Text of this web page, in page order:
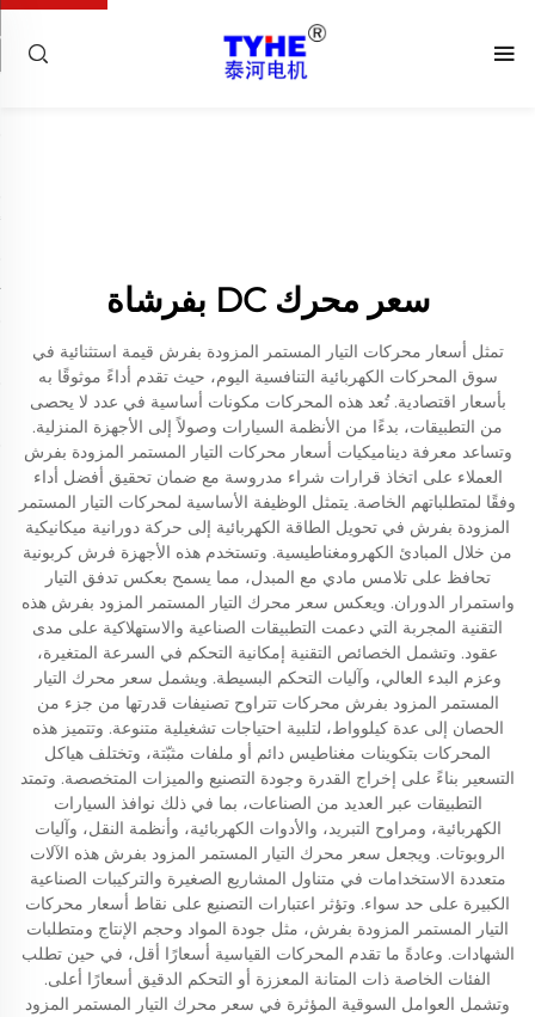
سعر محرك DC بفرشاة
تمثل أسعار محركات التيار المستمر المزودة بفرش قيمة استثنائية في
سوق المحركات الكهربائية التنافسية اليوم، حيث تقدم أداءً موثوقًا به
بأسعار اقتصادية. تُعد هذه المحركات مكونات أساسية في عدد لا يحصى
من التطبيقات، بدءًا من الأنظمة السيارات وصولاً إلى الأجهزة المنزلية.
وتساعد معرفة ديناميكيات أسعار محركات التيار المستمر المزودة بفرش
العملاء على اتخاذ قرارات شراء مدروسة مع ضمان تحقيق أفضل أداء
وفقًا لمتطلباتهم الخاصة. يتمثل الوظيفة الأساسية لمحركات التيار المستمر
المزودة بفرش في تحويل الطاقة الكهربائية إلى حركة دورانية ميكانيكية
من خلال المبادئ الكهرومغناطيسية. وتستخدم هذه الأجهزة فرش كربونية
تحافظ على تلامس مادي مع المبدل، مما يسمح بعكس تدفق التيار
واستمرار الدوران. ويعكس سعر محرك التيار المستمر المزود بفرش هذه
التقنية المجربة التي دعمت التطبيقات الصناعية والاستهلاكية على مدى
عقود. وتشمل الخصائص التقنية إمكانية التحكم في السرعة المتغيرة،
وعزم البدء العالي، وآليات التحكم البسيطة. ويشمل سعر محرك التيار
المستمر المزود بفرش محركات تتراوح تصنيفات قدرتها من جزء من
الحصان إلى عدة كيلوواط، لتلبية احتياجات تشغيلية متنوعة. وتتميز هذه
المحركات بتكوينات مغناطيس دائم أو ملفات مثبّتة، وتختلف هياكل
التسعير بناءً على إخراج القدرة وجودة التصنيع والميزات المتخصصة. وتمتد
التطبيقات عبر العديد من الصناعات، بما في ذلك نوافذ السيارات
الكهربائية، ومراوح التبريد، والأدوات الكهربائية، وأنظمة النقل، وآليات
الروبوتات. ويجعل سعر محرك التيار المستمر المزود بفرش هذه الآلات
متعددة الاستخدامات في متناول المشاريع الصغيرة والتركيبات الصناعية
الكبيرة على حد سواء. وتؤثر اعتبارات التصنيع على نقاط أسعار محركات
التيار المستمر المزودة بفرش، مثل جودة المواد وحجم الإنتاج ومتطلبات
الشهادات. وعادةً ما تقدم المحركات القياسية أسعارًا أقل، في حين تطلب
الفئات الخاصة ذات المتانة المعززة أو التحكم الدقيق أسعارًا أعلى.
وتشمل العوامل السوقية المؤثرة في سعر محرك التيار المستمر المزود